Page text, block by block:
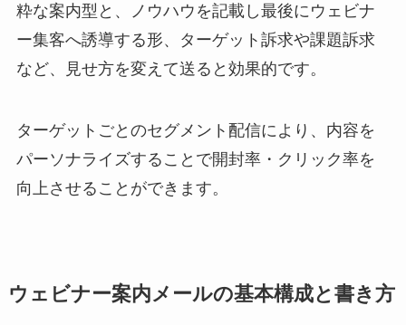
粋な案内型と、ノウハウを記載し最後にウェビナ
ー集客へ誘導する形、ターゲット訴求や課題訴求
など、見せ方を変えて送ると効果的です。
ターゲットごとのセグメント配信により、内容を
パーソナライズすることで開封率・クリック率を
向上させることができます。
ウェビナー案内メールの基本構成と書き方